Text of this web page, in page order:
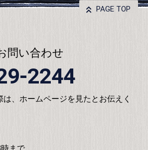
PAGE TOP
問い合わせ
2244
は、ホームページを見たとお伝えく
まで